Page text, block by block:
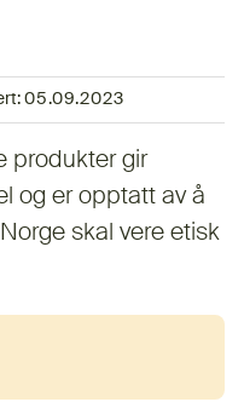
05.09.2023
produkter gir
og er opptatt av å
skal vere etisk